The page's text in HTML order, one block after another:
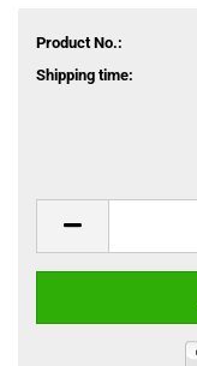
Product No.:
Shipping time: